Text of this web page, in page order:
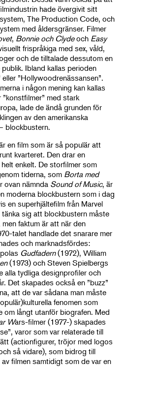
hade övergivit sitt
The Production Code, och
med åldersgränser. Filmer
, Bonnie och Clydeoch Easy
frispråkiga med sex, våld,
och de tilltalade dessutom en
Ibland kallas perioden
”Hollywoodrenässansen”.
i någon mening kan kallas
”konstfilmer” med stark
lade de ändå grunden för
av den amerikanska
blockbustern.
en film som är så populär att
kvarteret. Den drar en
enkelt. De storfilmer som
tiderna, som Borta med
nämnda Sound of Music, är
moderna blockbustern som i dag
en superhjältefilm från Marvel
sig att blockbustern måste
faktum är att när den
talet handlade det snarare mer
och marknadsfördes:
Gudfadern(1972), William
(1973) och Steven Spielbergs
alla tydliga designprofiler och
Det skapades också en ”buzz”
att de var sådana man måste
fenomen som
om långt utanför biografen. Med
Wars-filmer (1977-) skapades
varor som var relaterade till
(actionfigurer, tröjor med logos
så vidare), som bidrog till
filmen samtidigt som de var en